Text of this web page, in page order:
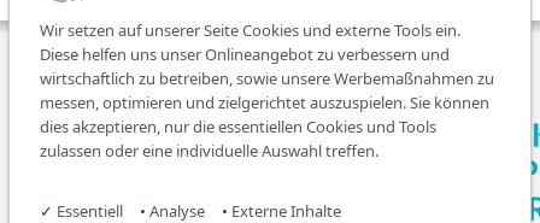
Wir setzen auf unserer Seite Cookies und externe Tools ein.
Diese helfen uns unser Onlineangebot zu verbessern und
wirtschaftlich zu betreiben, sowie unsere Werbemaßnahmen zu
messen, optimieren und zielgerichtet auszuspielen. Sie können
dies akzeptieren, nur die essentiellen Cookies und Tools
zulassen oder eine individuelle Auswahl treffen.
✓ Essentiell • Analyse • Externe Inhalte